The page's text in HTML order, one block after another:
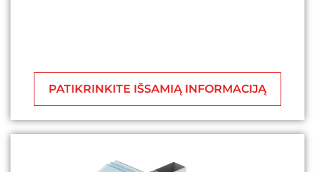
PATIKRINKITE IŠSAMIĄ INFORMACIJĄ